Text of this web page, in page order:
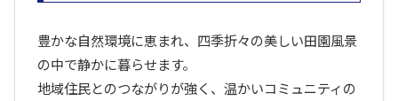
豊かな自然環境に恵まれ、四季折々の美しい田園風景
の中で静かに暮らせます。
地域住民とのつながりが強く、温かいコミュニティの